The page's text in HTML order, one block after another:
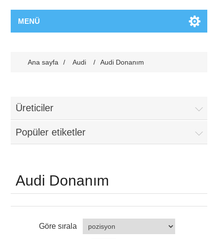
MENÜ
Ana sayfa / Audi / Audi Donanım
Üreticiler
Popüler etiketler
Audi Donanım
Göre sırala